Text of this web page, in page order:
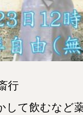
行
して飲むなど